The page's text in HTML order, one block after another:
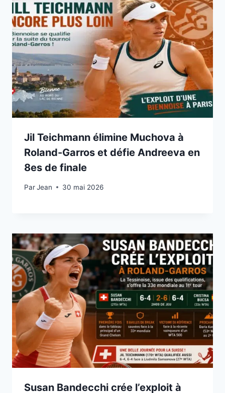
Jil Teichmann élimine Muchova à
Roland-Garros et défie Andreeva en
8es de finale
ParJean
30 mai 202630 mai 2026
Susan Bandecchi crée l’exploit à